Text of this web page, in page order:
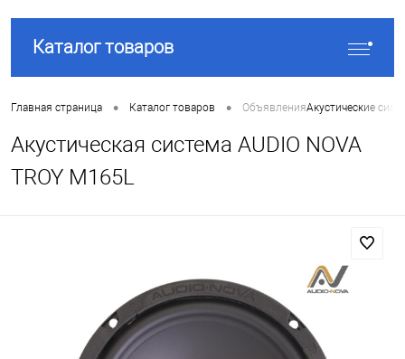
Каталог товаров
Главная страница • Каталог товаров • ОбъявленияАкустические
Акустическая система AUDIO NOVA
TROY M165L